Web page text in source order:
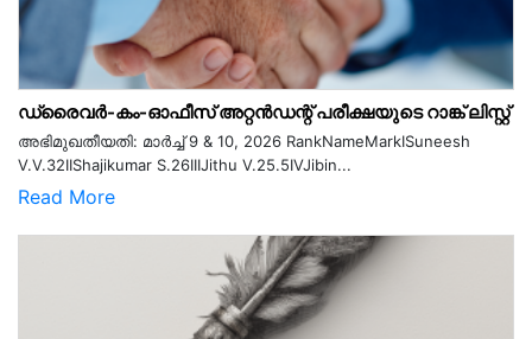
ഡ്രൈവർ-കം-ഓഫീസ് അറ്റൻഡന്റ് പരീക്ഷയുടെ റാങ്ക് ലിസ്റ്റ്
അഭിമുഖതീയതി: മാർച്ച് 9 & 10, 2026 RankNameMarkISuneesh
V.V.32IIShajikumar S.26IIIJithu V.25.5IVJibin...
Read More